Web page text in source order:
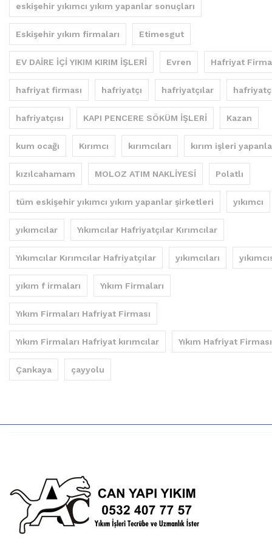
eskişehir yıkımcı yıkım yapanlar sonuçları
Eskişehir yıkım firmaları Etimesgut
EV DAİRE İÇİ YIKIM KIRIM İŞLERİ Evren Hafriyat
hafriyat firması hafriyatçı hafriyatçılar
hafriyatçısı KAPI PENCERE SÖKÜM İŞLERİ Kazan
kum ocağı Kırımcı kırımcıları kırım işleri
kızılcahamam MOLOZ ATIM NAKLİYESİ Polatlı
tüm eskişehir yıkımcı yıkım yapanlar şirketleri yıkımcı
yıkımcılar Yıkımcılar Hafriyatçılar Kırımcılar
Yıkımcılar Kırımcılar Hafriyatçılar yıkımcıları
yıkım f irmaları Yıkım Firmaları
Yıkım Firmaları Hafriyat Firması
Yıkım Firmaları Hafriyat kırımcılar Yıkım Hafriyat Firması
Çankaya çayyolu